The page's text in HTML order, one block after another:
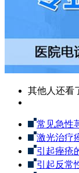
其他人还看
常见急性
激光治疗
引起痤疮
引起反常